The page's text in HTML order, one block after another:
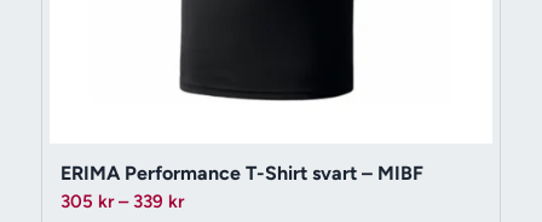
ERIMA Performance T-Shirt svart – MIBF
305 kr – 339 krPrisintervall: